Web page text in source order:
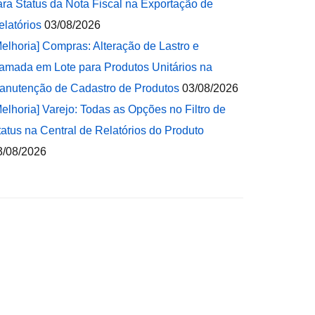
Status da Nota Fiscal na Exportação de
03/08/2026
Compras: Alteração de Lastro e
em Lote para Produtos Unitários na
de Cadastro de Produtos 03/08/2026
Varejo: Todas as Opções no Filtro de
na Central de Relatórios do Produto
08/2026